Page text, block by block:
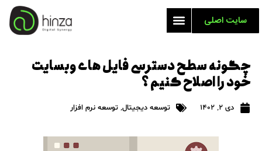
سایت اصلی
چگونه سطح دسترسی فایل های وبسایت
خود را اصلاح کنیم ؟
دی 2, 1402 توسعه دیجیتال, توسعه نرم افزار